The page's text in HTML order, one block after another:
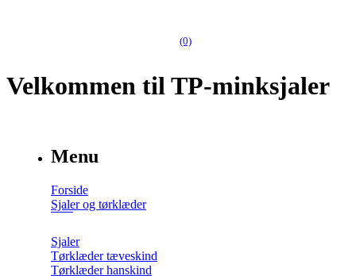
(0)
Velkommen til TP-minksjaler
Menu
Forside
Sjaler og tørklæder
Sjaler
Tørklæder tæveskind
Tørklæder hanskind